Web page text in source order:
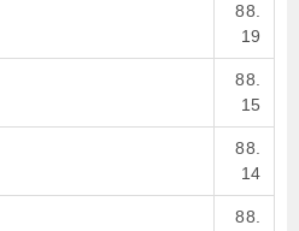
88.
19
88.
15
88.
14
88.